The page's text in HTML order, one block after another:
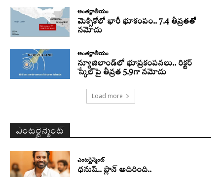
అంతర్జాతీయం
మెక్సికోలో భారీ భూకంపం.. 7.4 తీవ్రతతో
నమోదు
అంతర్జాతీయం
న్యూజిలాండ్‌లో భూప్రకంపనలు.. రిక్టర్‌
స్కేల్‌పై తీవ్రత 5.9గా నమోదు
Load more
ఎంటర్టైన్మెంట్
ఎంటర్టైన్మెంట్
ధనుష్‌.. ప్లాన్ అదిరింది..